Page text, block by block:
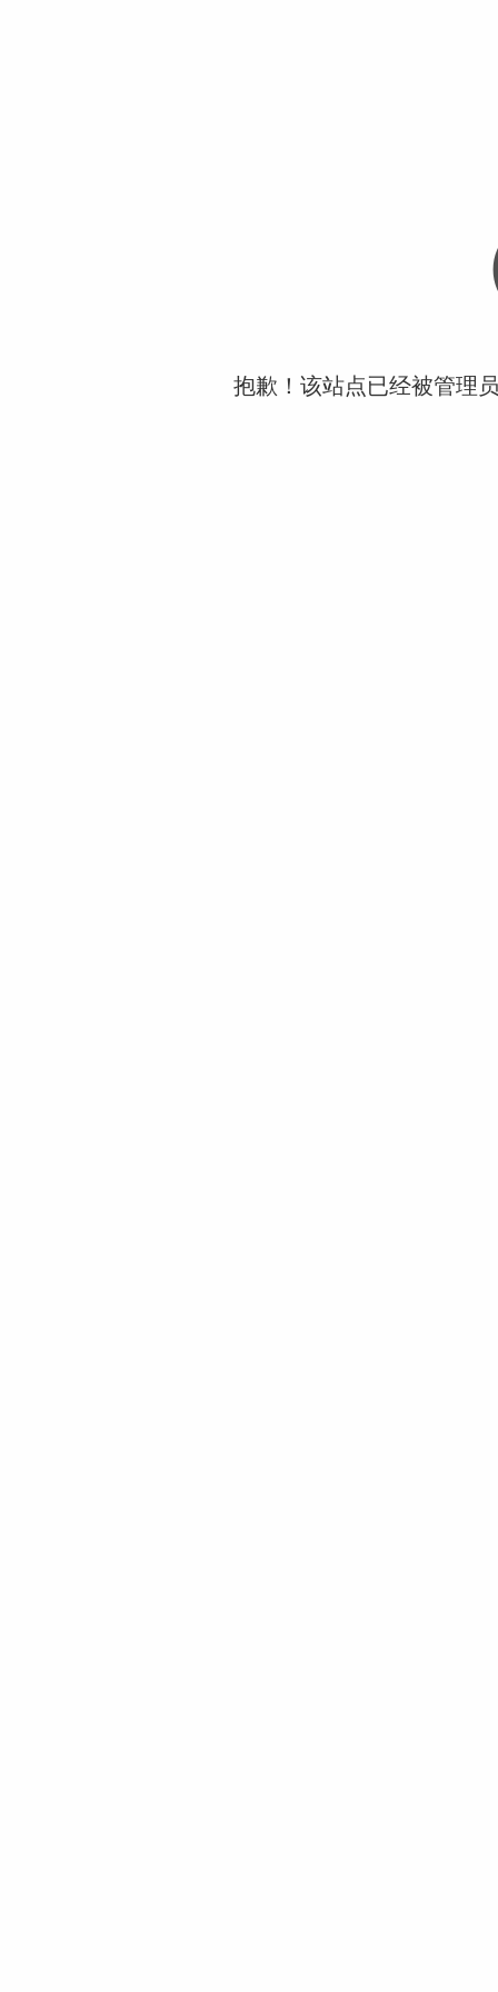
抱歉！该站点已经被管理